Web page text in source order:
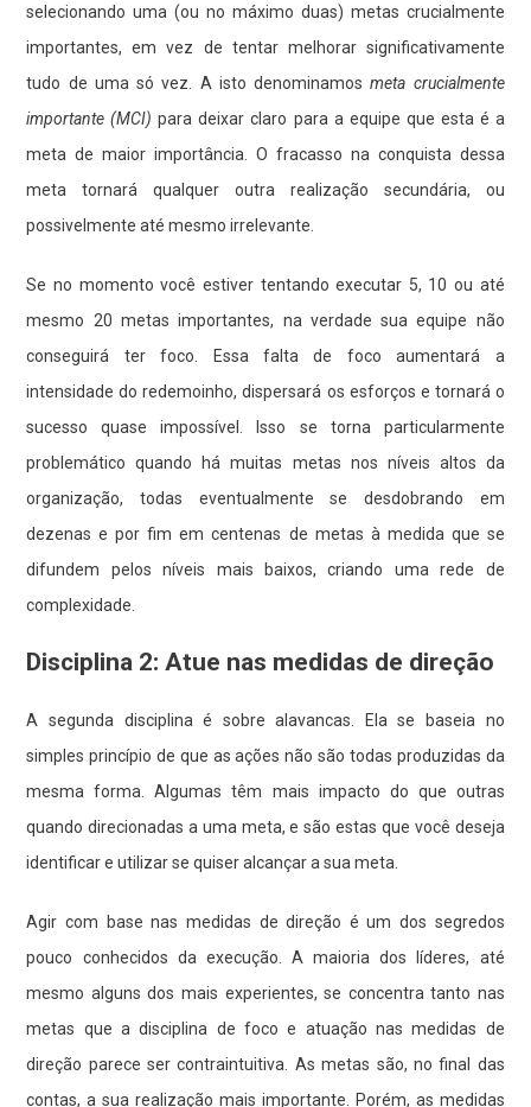
selecionando uma (ou no máximo duas) metas crucialmente
importantes, em vez de tentar melhorar significativamente
tudo de uma só vez. A isto denominamosmeta crucialmente
importante (MCI) para deixar claro para a equipe que esta é a
meta de maior importância. O fracasso na conquista dessa
meta tornará qualquer outra realização secundária, ou
possivelmente até mesmo irrelevante.
Se no momento você estiver tentando executar 5, 10 ou até
mesmo 20 metas importantes, na verdade sua equipe não
conseguirá ter foco. Essa falta de foco aumentará a
intensidade do redemoinho, dispersará os esforços e tornará o
sucesso quase impossível. Isso se torna particularmente
problemático quando há muitas metas nos níveis altos da
organização, todas eventualmente se desdobrando em
dezenas e por fim em centenas de metas à medida que se
difundem pelos níveis mais baixos, criando uma rede de
complexidade.
Disciplina 2: Atue nas medidas de direção
A segunda disciplina é sobre alavancas. Ela se baseia no
simples princípio de que as ações não são todas produzidas da
mesma forma. Algumas têm mais impacto do que outras
quando direcionadas a uma meta, e são estas que você deseja
identificar e utilizar se quiser alcançar a sua meta.
Agir com base nas medidas de direção é um dos segredos
pouco conhecidos da execução. A maioria dos líderes, até
mesmo alguns dos mais experientes, se concentra tanto nas
metas que a disciplina de foco e atuação nas medidas de
direção parece ser contraintuitiva. As metas são, no final das
contas, a sua realização mais importante. Porém, as medidas